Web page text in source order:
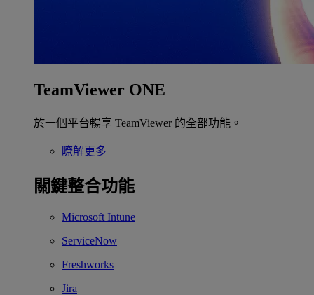
TeamViewer ONE
於一個平台暢享 TeamViewer 的全部功能。
瞭解更多
關鍵整合功能
Microsoft Intune
ServiceNow
Freshworks
Jira